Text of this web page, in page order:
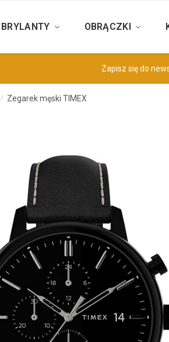
BRYLANTY OBRĄCZKI
Zapisz się do
/ Zegarek męski TIMEX